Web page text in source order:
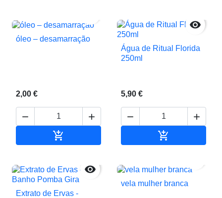
óleo – desamarração
2,00 €
 


Água de Ritual Florida
250ml
5,90 €
 


Extrato de Ervas -
vela mulher branca